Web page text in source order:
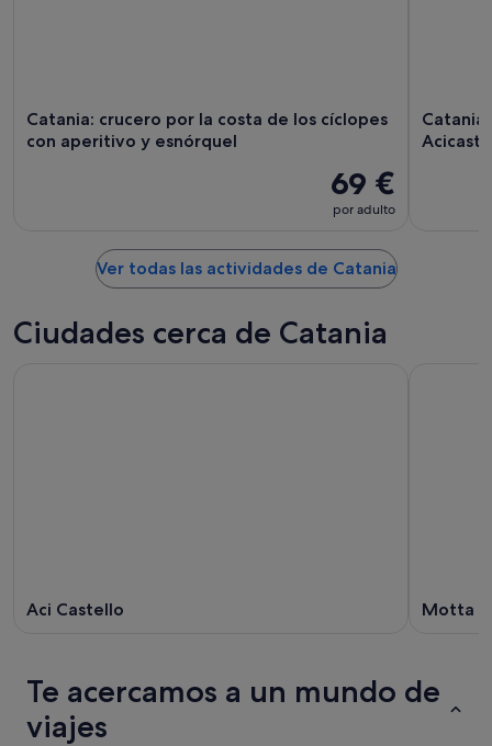
Catania: crucero por la costa de los cíclopes
con aperitivo y esnórquel
69 €
por adulto
Ver todas las actividades de Catania
Ciudades cerca de Catania
Aci Castello Motta
Te acercamos a un mundo de
viajes